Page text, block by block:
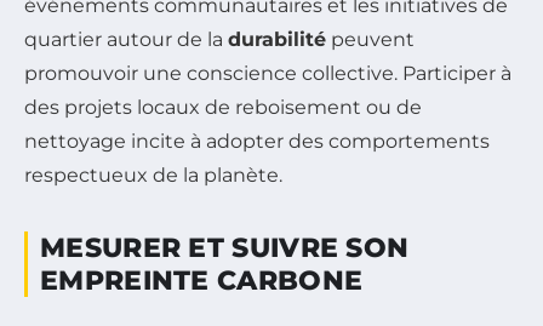
événements communautaires et les initiatives de
quartier autour de la durabilité peuvent
promouvoir une conscience collective. Participer à
des projets locaux de reboisement ou de
nettoyage incite à adopter des comportements
respectueux de la planète.
MESURER ET SUIVRE SON
EMPREINTE CARBONE